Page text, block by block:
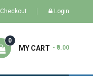
Checkout Login
MY CART
0
- ₹0.00